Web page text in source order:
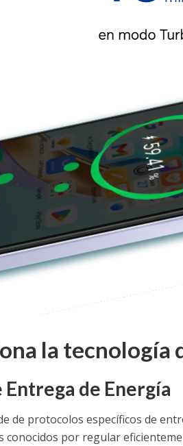
la tecnología
de Energía
de protocolos específicos de
conocidos por regular